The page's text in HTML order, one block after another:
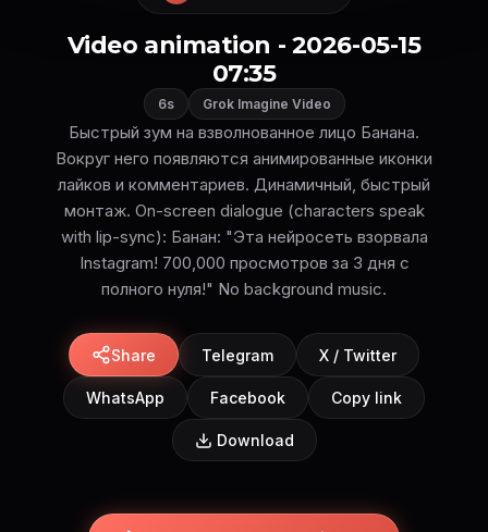
Video animation - 2026-05-15
07:35
6s Grok Imagine Video
Быстрый зум на взволнованное лицо Банана.
Вокруг него появляются анимированные иконки
лайков и комментариев. Динамичный, быстрый
монтаж. On-screen dialogue (characters speak
with lip-sync): Банан: "Эта нейросеть взорвала
Instagram! 700,000 просмотров за 3 дня с
полного нуля!" No background music.
Share Telegram X / Twitter
WhatsApp Facebook Copy link
Download